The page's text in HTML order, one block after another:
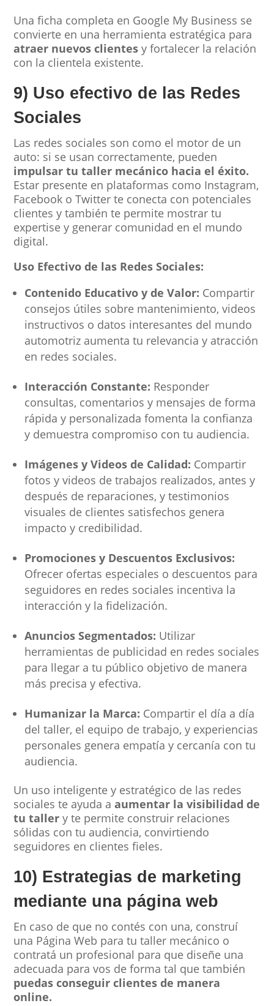
Una ficha completa en Google My Business se
convierte en una herramienta estratégica para
atraer nuevos clientesy fortalecer la relación
con la clientela existente.
9) Uso efectivo de las Redes
Sociales
Las redes sociales son como el motor de un
auto: si se usan correctamente, pueden
impulsar tu taller mecánico hacia el éxito.
Estar presente en plataformas como Instagram,
Facebook o Twitter te conecta con potenciales
clientes y también te permite mostrar tu
expertise y generar comunidad en el mundo
digital.
Uso Efectivo de las Redes Sociales:
Contenido Educativo y de Valor: Compartir
consejos útiles sobre mantenimiento, videos
instructivos o datos interesantes del mundo
automotriz aumenta tu relevancia y atracción
en redes sociales.
Interacción Constante: Responder
consultas, comentarios y mensajes de forma
rápida y personalizada fomenta la confianza
y demuestra compromiso con tu audiencia.
Imágenes y Videos de Calidad: Compartir
fotos y videos de trabajos realizados, antes y
después de reparaciones, y testimonios
visuales de clientes satisfechos genera
impacto y credibilidad.
Promociones y Descuentos Exclusivos:
Ofrecer ofertas especiales o descuentos para
seguidores en redes sociales incentiva la
interacción y la fidelización.
Anuncios Segmentados: Utilizar
herramientas de publicidad en redes sociales
para llegar a tu público objetivo de manera
más precisa y efectiva.
Humanizar la Marca: Compartir el día a día
del taller, el equipo de trabajo, y experiencias
personales genera empatía y cercanía con tu
audiencia.
Un uso inteligente y estratégico de las redes
sociales te ayuda a aumentar la visibilidad de
tu taller y te permite construir relaciones
sólidas con tu audiencia, convirtiendo
seguidores en clientes fieles.
10) Estrategias de marketing
mediante una página web
En caso de que no contés con una, construí
una Página Web para tu taller mecánico o
contratá un profesional para que diseñe una
adecuada para vos de forma tal que también
puedas conseguir clientes de manera
online.